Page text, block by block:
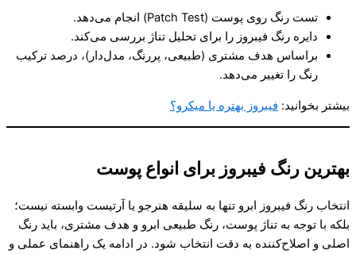
تست رنگ روی پوست (Patch Test) انجام می‌دهد.
دایره رنگ فیبروز را برای تحلیل تناژ بررسی می‌کند.
براساس هدف مشتری (طبیعی، پررنگ، مدل‌دار)، درصد ترکیب
رنگ را تغییر می‌دهد.
بیشتر بخوانید:فیبروز بهتره یا میکرو؟
بهترین رنگ فیبروز برای انواع پوست
انتخاب رنگ فیبروز ابرو تنها به سلیقه هنرجو یا آرتیست وابسته نیست؛
بلکه با توجه به تناژ پوست، رنگ طبیعی ابرو و هدف مشتری، باید رنگ
اصلی و اصلاح‌کننده به دقت انتخاب شود. در ادامه یک راهنمای عملی و